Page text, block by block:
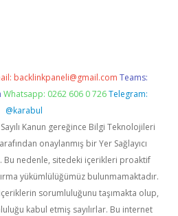
backlinkpaneli@gmail.com Teams:
Whatsapp: 0262 606 0 726 Telegram:
@karabul
Kanun gereğince Bilgi Teknolojileri
onaylanmış bir Yer Sağlayıcı
Bu nedenle, sitedeki içerikleri proaktif
yükümlülüğümüz bulunmamaktadır.
sorumluluğunu taşımakta olup,
kabul etmiş sayılırlar. Bu internet